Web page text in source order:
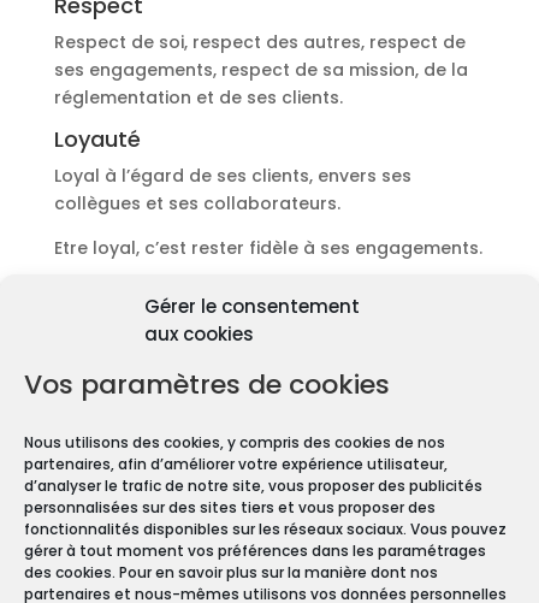
Gérer le consentement
aux cookies
Vos paramètres de cookies
Nous utilisons des cookies, y compris des cookies de nos
partenaires, afin d’améliorer votre expérience utilisateur,
d’analyser le trafic de notre site, vous proposer des publicités
personnalisées sur des sites tiers et vous proposer des
fonctionnalités disponibles sur les réseaux sociaux. Vous pouvez
gérer à tout moment vos préférences dans les paramétrages
des cookies. Pour en savoir plus sur la manière dont nos
partenaires et nous-mêmes utilisons vos données personnelles
Respect de soi, respect des autres, respect de
ses engagements, respect de sa mission, de la
réglementation et de ses clients.
Loyauté
Loyal à l’égard de ses clients, envers ses
collègues et ses collaborateurs.
Etre loyal, c’est rester fidèle à ses engagements.
Découvrir les diagnostics
Pourquoi les diagnostics
immobiliers sont
obligatoires ?
Carrez, les diagnostics immobiliers sont devenus
obligatoires pour toute transaction immobilière.
En effet, que vous vendiez ou louiez une maison
ou un appartement, vous devez constituer un
Dossier de Diagnostic Technique (DDT).